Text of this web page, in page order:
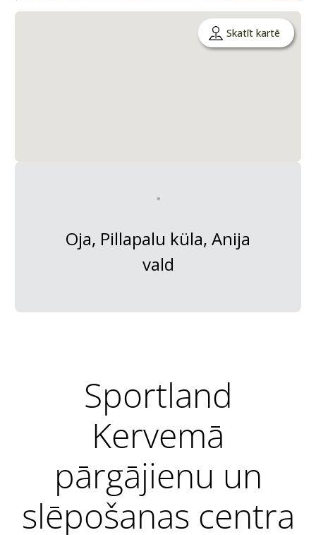
Skatīt kartē
Oja, Pillapalu küla, Anija
vald
Sportland
Kervemā
pārgājienu un
slēpošanas centra